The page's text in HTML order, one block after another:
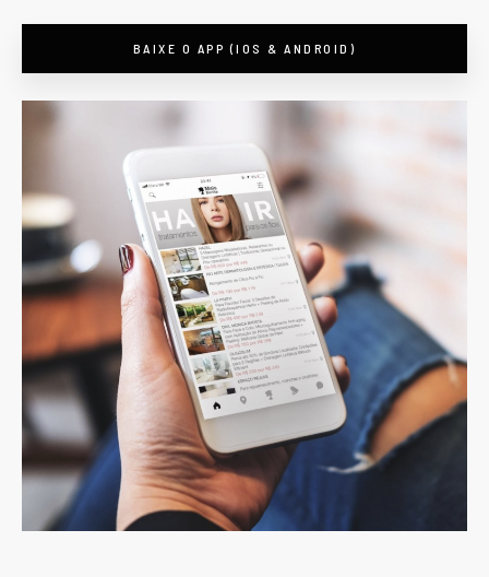
BAIXE O APP (IOS & ANDROID)